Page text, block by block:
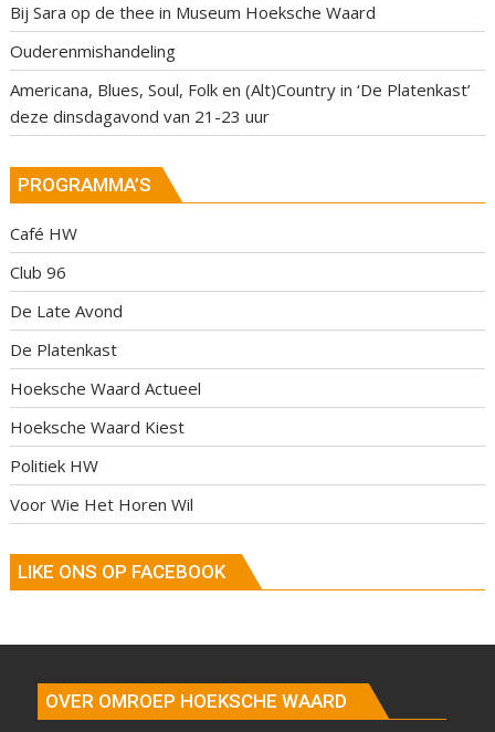
Bij Sara op de thee in Museum Hoeksche Waard
Ouderenmishandeling
Americana, Blues, Soul, Folk en (Alt)Country in ‘De Platenkast’
deze dinsdagavond van 21-23 uur
PROGRAMMA’S
Café HW
Club 96
De Late Avond
De Platenkast
Hoeksche Waard Actueel
Hoeksche Waard Kiest
Politiek HW
Voor Wie Het Horen Wil
LIKE ONS OP FACEBOOK
OVER OMROEP HOEKSCHE WAARD